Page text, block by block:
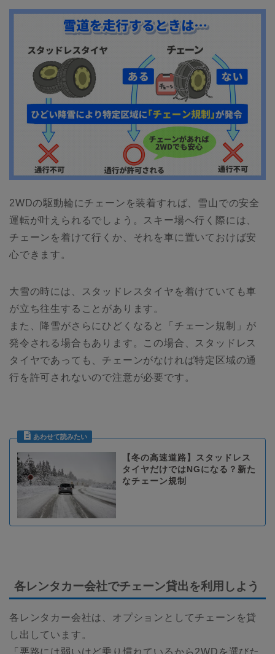
2WDの駆動輪にチェーンを装着すれば、雪山での安全
運転が叶えられるでしょう。スキー場へ行く際には、
チェーンを着けて行くか、それを車に置いておけば安
心できます。
大雪の時には、スタッドレスタイヤを着けていても車
が立ち往生することがあります。
また、降雪がさらにひどくなると「チェーン規制」が
発令される場合もあります。この場合、スタッドレス
タイヤであっても、チェーンがなければ特定区域の通
行を許可されないので注意が必要です。
【冬の高速道路】スタッドレス
タイヤだけではNGになる？新た
なチェーン規制
各レンタカー会社でチェーン貸出を利用しよう
各レンタカー会社は、オプションとしてチェーンを貸
し出しています。